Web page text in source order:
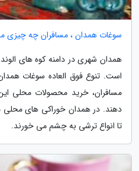
سوغات همدان ، مسافران چه چیزی
همدان شهری در دامنه کوه های
است. تنوع فوق العاده سوغات
مسافران، خرید محصولات محلی
دهند. در همدان خوراکی های محلی
تا انواع ترشی به چشم می خورند.